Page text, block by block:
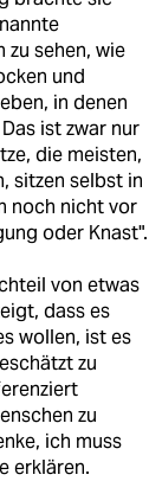
zu sehen, wie
und
in denen
ist zwar nur
die meisten,
sitzen selbst in
noch nicht vor
oder Knast".
von etwas
dass es
wollen, ist es
zu
zu
ich muss
erklären.